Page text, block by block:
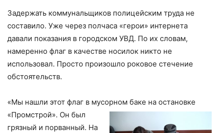
Задержать коммунальщиков полицейским труда не
составило. Уже через полчаса «герои» интернета
давали показания в городском УВД. По их словам,
намеренно флаг в качестве носилок никто не
использовал. Просто произошло роковое стечение
обстоятельств.
«Мы нашли этот флаг в мусорном баке на остановке
«Промстрой». Он был
грязный и порванный. На